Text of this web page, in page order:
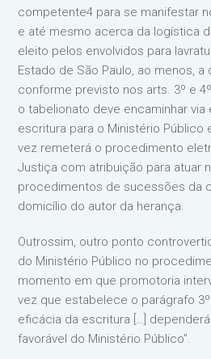
competente4 para se manifestar
e até mesmo acerca da logística
eleito pelos envolvidos para
Estado de São Paulo, ao menos,
conforme previsto nos arts. 3º e
o tabelionato deve encaminhar via
escritura para o Ministério Público
vez remeterá o procedimento
Justiça com atribuição para atuar
procedimentos de sucessões da
domicílio do autor da herança.
Outrossim, outro ponto
do Ministério Público no
momento em que promotoria
vez que estabelece o parágrafo 3º
eficácia da escritura […]
favorável do Ministério Público”.